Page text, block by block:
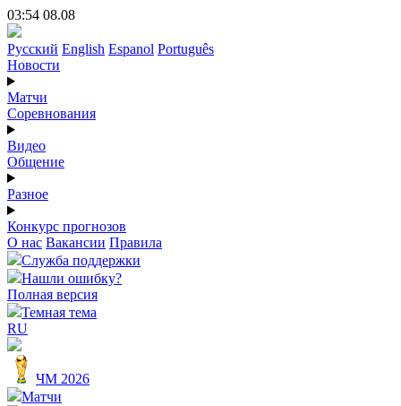
03:54 08.08
Русский English Espanol Português
Новости
Матчи
Соревнования
Видео
Общение
Разное
Конкурс прогнозов
О нас Вакансии Правила
Служба поддержки
Нашли ошибку?
Полная версия
Темная тема
RU
ЧМ 2026
Матчи